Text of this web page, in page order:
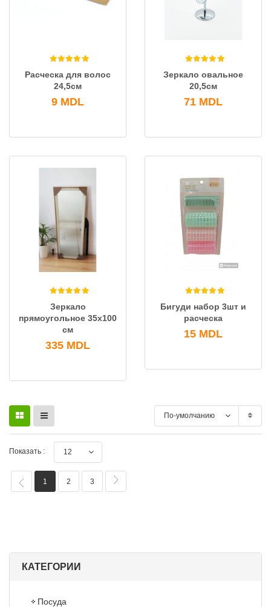
КАТЕГОРИИ
Посуда
Расческа для волос
24,5см
9 MDL
Зеркало овальное
20,5см
71 MDL
Зеркало
прямоугольное 35x100
см
335 MDL
Бигуди набор 3шт и
расческа
15 MDL
По-умолчанию
Показать : 12
1 2 3